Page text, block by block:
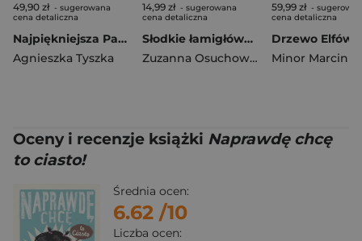
49,90 zł - sugerowana
cena detaliczna
Najpiękniejsza Para Roku
Agnieszka Tyszka
14,99 zł - sugerowana
cena detaliczna
Słodkie łamigłówki z pandką. Słodkie łamigłówki
Zuzanna Osuchowska
59,99 zł -
cena detaliczna
Minor Marcin
Oceny i recenzje książki Naprawdę chcę
to ciasto!
Średnia ocen:
6.62 /10
Liczba ocen: